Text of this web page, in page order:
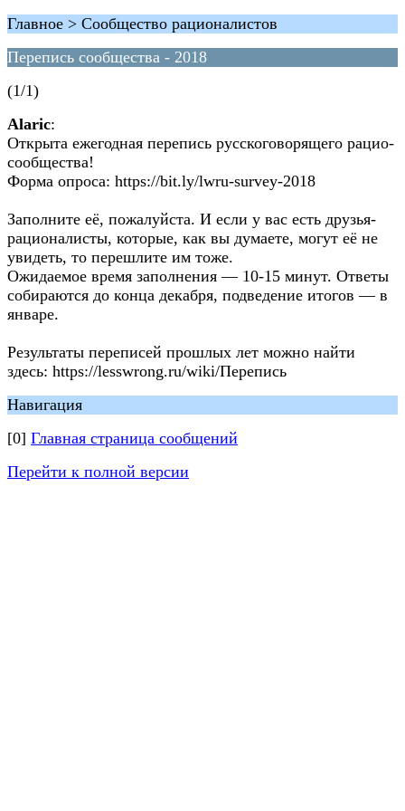
Главное > Сообщество рационалистов
Перепись сообщества - 2018
(1/1)
Alaric:
Открыта ежегодная перепись русскоговорящего рацио-
сообщества!
Форма опроса: https://bit.ly/lwru-survey-2018
Заполните её, пожалуйста. И если у вас есть друзья-
рационалисты, которые, как вы думаете, могут её не
увидеть, то перешлите им тоже.
Ожидаемое время заполнения — 10-15 минут. Ответы
собираются до конца декабря, подведение итогов — в
январе.
Результаты переписей прошлых лет можно найти
здесь: https://lesswrong.ru/wiki/Перепись
Навигация
[0] Главная страница сообщений
Перейти к полной версии